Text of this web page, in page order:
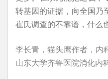
转基因的证据，向全国乃
崔氏调查的不靠谱，什么
李长青，猫头鹰作者，内
山东大学齐鲁医院消化内